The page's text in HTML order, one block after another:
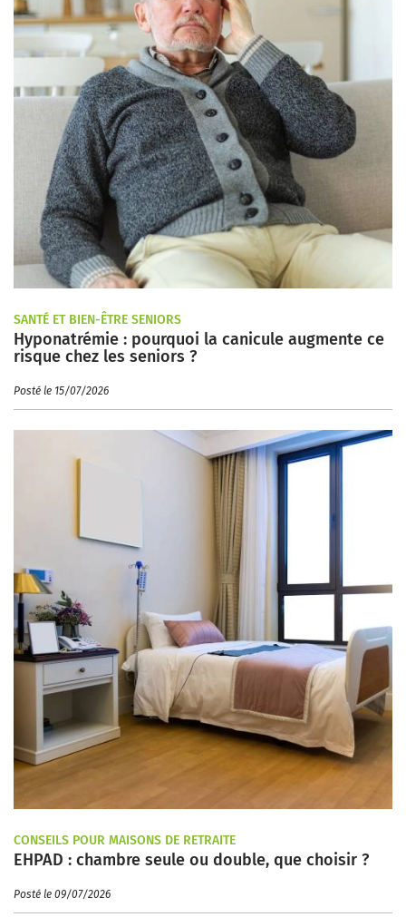
SANTÉ ET BIEN-ÊTRE SENIORS
Hyponatrémie : pourquoi la canicule augmente ce
risque chez les seniors ?
Posté le 15/07/2026
CONSEILS POUR MAISONS DE RETRAITE
EHPAD : chambre seule ou double, que choisir ?
Posté le 09/07/2026